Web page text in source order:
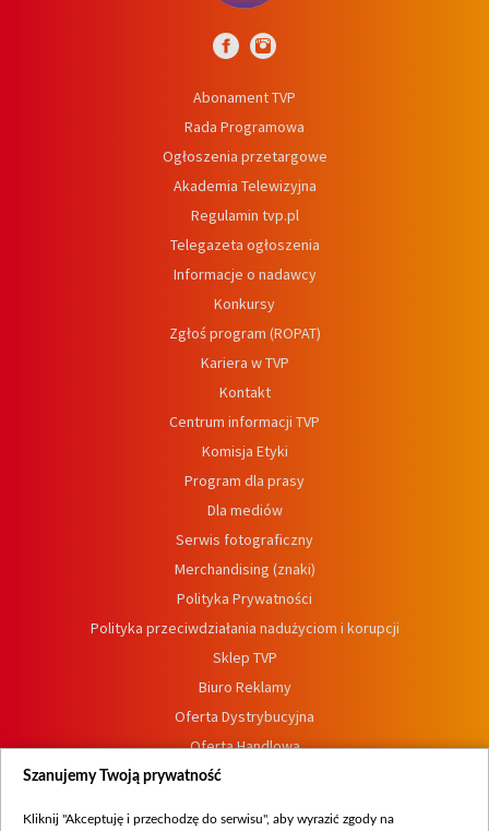
Abonament TVP
Rada Programowa
Ogłoszenia przetargowe
Akademia Telewizyjna
Regulamin tvp.pl
Telegazeta ogłoszenia
Informacje o nadawcy
Konkursy
Zgłoś program (ROPAT)
Kariera w TVP
Kontakt
Centrum informacji TVP
Komisja Etyki
Program dla prasy
Dla mediów
Serwis fotograficzny
Merchandising (znaki)
Polityka Prywatności
Polityka przeciwdziałania nadużyciom i korupcji
Sklep TVP
Biuro Reklamy
Oferta Dystrybucyjna
Oferta Handlowa
Dostępność
Szanujemy Twoją prywatność
Kliknij "Akceptuję i przechodzę do serwisu", aby wyrazić zgody na